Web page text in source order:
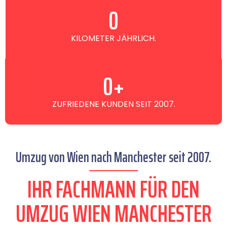
KILOMETER JÄHRLICH.
0
ZUFRIEDENE KUNDEN SEIT 2007.
0+
Umzug von Wien nach Manchester seit 2007.
IHR FACHMANN FÜR DEN
UMZUG WIEN MANCHESTER